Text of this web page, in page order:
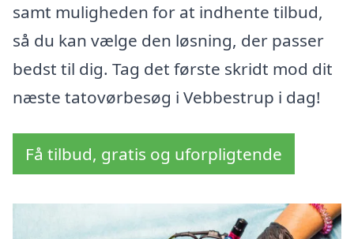
samt muligheden for at indhente tilbud,
så du kan vælge den løsning, der passer
bedst til dig. Tag det første skridt mod dit
næste tatovørbesøg i Vebbestrup i dag!
Få tilbud, gratis og uforpligtende